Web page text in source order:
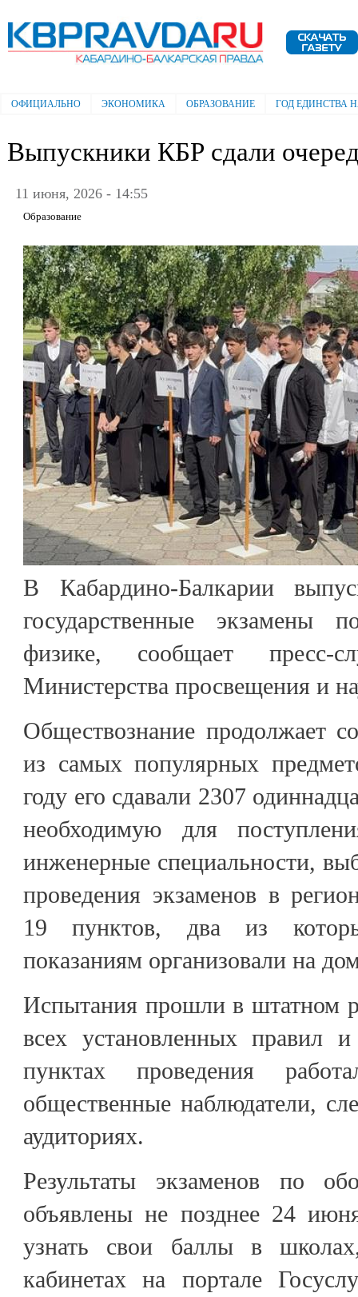
Электронная газета "Кабардино-
Балкарская правда"
Главное меню
ОФИЦИАЛЬНО ЭКОНОМИКА ОБРАЗОВАНИЕ ГОД ЕДИНСТВА
Выпускники КБР сдали
11 июня, 2026 - 14:55
Образование
В Кабардино-Балкарии
государственные экзамены
физике, сообщает пресс-
Министерства просвещения и
Обществознание продолжает
из самых популярных
году его сдавали 2307
необходимую для
инженерные специальности,
проведения экзаменов в
19 пунктов, два из
показаниям организовали на
Испытания прошли в штатном
всех установленных правил
пунктах проведения
общественные наблюдатели,
аудиториях.
Результаты экзаменов по
объявлены не позднее 24
узнать свои баллы в
кабинетах на портале